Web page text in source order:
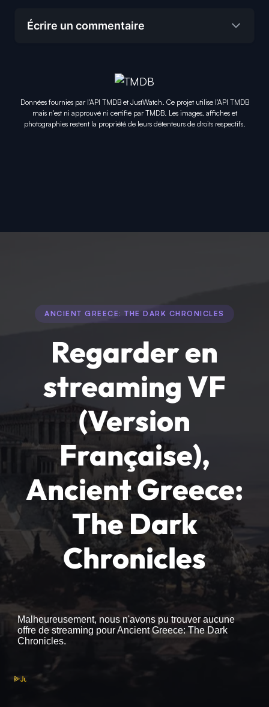
Écrire un commentaire
Données fournies par l'API TMDB et JustWatch. Ce projet utilise l'API TMDB
mais n'est ni approuvé ni certifié par TMDB. Les images, affiches et
photographies restent la propriété de leurs détenteurs de droits respectifs.
ANCIENT GREECE: THE DARK CHRONICLES
Regarder en
streaming VF
(Version
Française),
Ancient Greece:
The Dark
Chronicles